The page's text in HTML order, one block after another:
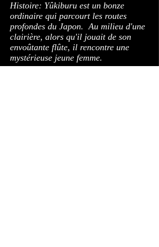
Histoire: Yûkiburu est un bonze
ordinaire qui parcourt les routes
profondes du Japon. Au milieu d'une
clairière, alors qu'il jouait de son
envoûtante flûte, il rencontre une
mystérieuse jeune femme.